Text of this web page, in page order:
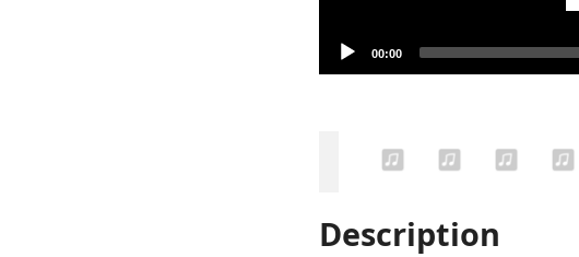
Current
00:00
Description